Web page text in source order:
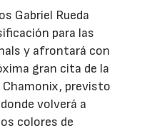
Gabriel Rueda
para las
y afrontará con
gran cita de la
Chamonix, previsto
volverá a
colores de